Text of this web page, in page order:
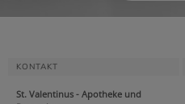
KONTAKT
St. Valentinus - Apotheke und